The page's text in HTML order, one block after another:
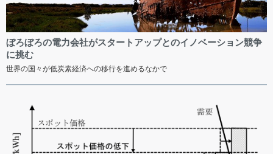
ぼろぼろの電力会社がスタートアップとのイノベーション競争
に挑む
世界の国々が低炭素経済への移行を進めるなかで